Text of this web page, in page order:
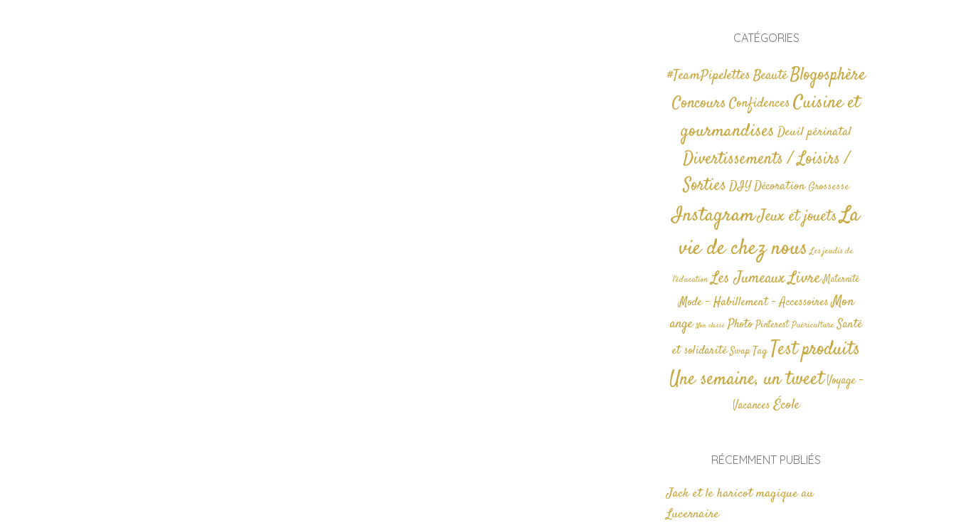
CATÉGORIES
#TeamPipelettesBeautéBlogosphère
ConcoursConfidences Cuisine et
gourmandises Deuil périnatal
Divertissements / Loisirs /
SortiesDIYDécoration Grossesse
InstagramJeux et jouetsLa
vie de chez nous Les jeudis de
l'éducation Les JumeauxLivre Maternité
Mode - Habillement - AccessoiresMon
ange Non classé Photo Pinterest Puériculture Santé
et solidarité Swap TagTest produits
Une semaine, un tweetVoyage -
Vacances École
RÉCEMMENT PUBLIÉS
Jack et le haricot magique au
Lucernaire